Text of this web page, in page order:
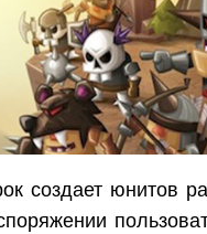
создает юнитов